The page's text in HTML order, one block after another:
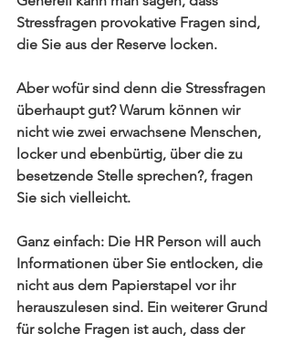
Stressfragen provokative Fragen sind,
die Sie aus der Reserve locken.
Aber wofür sind denn die Stressfragen
überhaupt gut? Warum können wir
nicht wie zwei erwachsene Menschen,
locker und ebenbürtig, über die zu
besetzende Stelle sprechen?, fragen
Sie sich vielleicht.
Ganz einfach: Die HR Person will auch
Informationen über Sie entlocken, die
nicht aus dem Papierstapel vor ihr
herauszulesen sind. Ein weiterer Grund
für solche Fragen ist auch, dass der